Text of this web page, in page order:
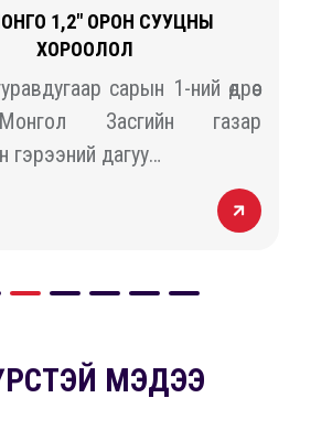
1,2" ОРОН СУУЦНЫ
ХОРООЛОЛ
сарын 1-ний өдрөөс
Засгийн газар
гэрээний дагуу…
МЭДЭЭ